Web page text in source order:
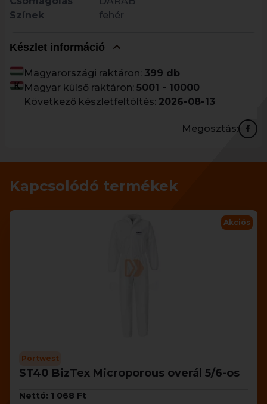
Színek
fehér
Készlet információ
Magyarországi raktáron: 399 db
Magyar külső raktáron: 5001 - 10000
Következő készletfeltöltés: 2026-08-13
Megosztás:
Kapcsolódó termékek
Akciós
Portwest
ST40 BizTex Microporous overál 5/6-os
Nettó: 1 068 Ft